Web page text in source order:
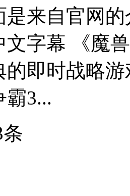
是来自官网
文字幕 《魔
的即时战略
霸3...